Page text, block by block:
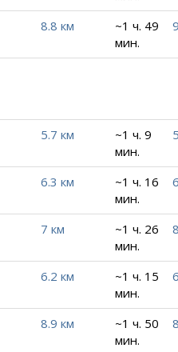
8.8 км
~1 ч. 49
мин.
5.7 км
~1 ч. 9
мин.
6.3 км
~1 ч. 16
мин.
7 км
~1 ч. 26
мин.
6.2 км
~1 ч. 15
мин.
8.9 км
~1 ч. 50
мин.